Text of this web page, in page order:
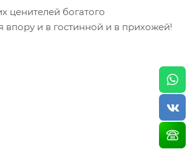
ценителей богатого
и в гостинной и в прихожей!